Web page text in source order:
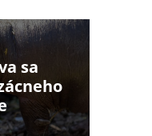
sa